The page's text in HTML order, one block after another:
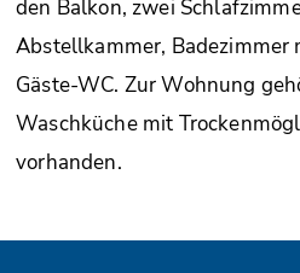
den Balkon, zwei
Abstellkammer, Badezimmer
Gäste-WC. Zur Wohnung
Waschküche mit
vorhanden.